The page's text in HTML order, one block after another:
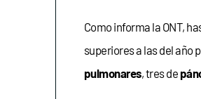
Como informa la ONT,
superiores a las del año
pulmonares, tres de